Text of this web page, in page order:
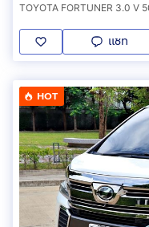
แชท
HOT